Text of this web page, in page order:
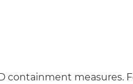
containment